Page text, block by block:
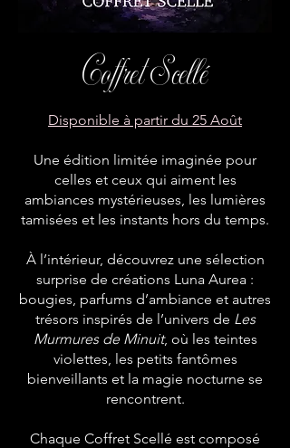
Coffret Scellé
Disponible à partir du 25 Août
Une édition limitée imaginée pour
celles et ceux qui aiment les
ambiances mystérieuses, les lumières
tamisées et les instants hors du temps.
À l’intérieur, découvrez une sélection
surprise de créations Luna Aurea :
bougies, parfums d’ambiance et autres
trésors inspirés de l’univers de Les
Murmures de Minuit, où les teintes
violettes, les petits fantômes
bienveillants et la magie nocturne se
rencontrent.
Chaque Coffret Scellé est composé